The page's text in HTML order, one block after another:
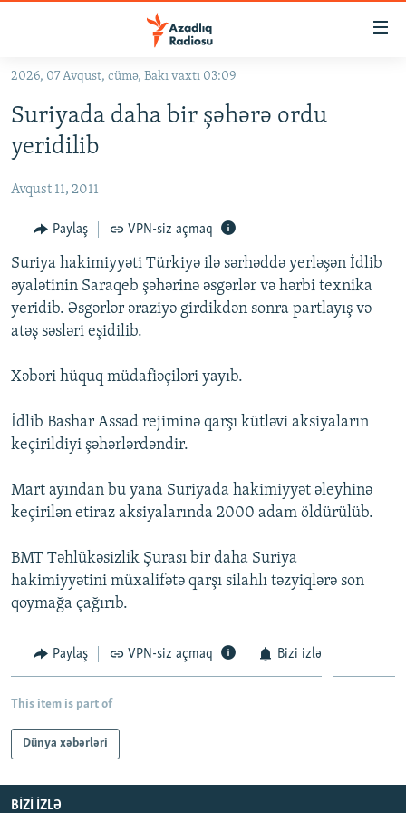
Əsas
qayıt
Əsas
naviqasiyaya
qayıt
#İZAHLA
KORRUPSIOMETR
#ƏSLINDƏ
FƏRQƏ BAX
QANUNI DOĞRU
ARAŞDIRMA
MULTIMEDIA
İNFOQRAFIKA
KARIKATURA
AZƏRBAYCAN ƏDƏBIYYATI KITABXANASI
İSLAM VƏ DEMOKRATIYA
İZ - MƏDƏNIYYƏT PROQRAMI
HAQQIMIZDA
MISSIYAMIZ
PEŞƏ ETIKASI VƏ JURNALISTIKA STANDARTLARIMIZ
MATERIALLARIMIZDAN ISTIFADƏ
AZADLIQRADIOSU MOBIL TELEFONUNUZDA
BIZIMLƏ ƏLAQƏ
XƏBƏR BÜLLETENLƏRIMIZ
BIZI IZLƏ
RFE/RL-in bütün saytları
2026, 07 Avqust, cümə, Bakı vaxtı 03:09
Suriyada daha bir şəhərə ordu
yeridilib
Avqust 11, 2011
Paylaş VPN-siz açmaq
Suriya hakimiyyəti Türkiyə ilə sərhəddə yerləşən İdlib
əyalətinin Saraqeb şəhərinə əsgərlər və hərbi texnika
yeridib. Əsgərlər əraziyə girdikdən sonra partlayış və
atəş səsləri eşidilib.
Xəbəri hüquq müdafiəçiləri yayıb.
İdlib Bashar Assad rejiminə qarşı kütləvi aksiyaların
keçirildiyi şəhərlərdəndir.
Mart ayından bu yana Suriyada hakimiyyət əleyhinə
keçirilən etiraz aksiyalarında 2000 adam öldürülüb.
BMT Təhlükəsizlik Şurası bir daha Suriya
hakimiyyətini müxalifətə qarşı silahlı təzyiqlərə son
qoymağa çağırıb.
Paylaş VPN-siz açmaq Bizi izlə
This item is part of
Dünya xəbərləri
BIZI IZLƏ